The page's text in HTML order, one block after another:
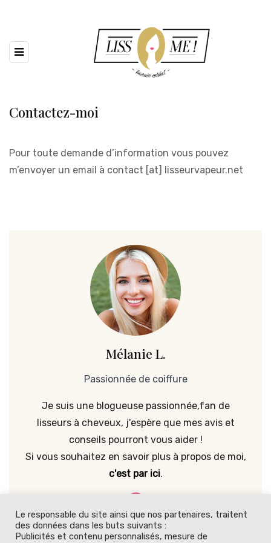
Contactez-moi
Pour toute demande d’information vous pouvez
m’envoyer un email à contact [at] lisseurvapeur.net
Mélanie L.
Passionnée de coiffure
Je suis une blogueuse passionnée,fan de
lisseurs à cheveux, j'espère que mes avis et
conseils pourront vous aider !
Si vous souhaitez en savoir plus à propos de moi,
c'est par ici.
Le responsable du site ainsi que nos partenaires, traitent
des données dans les buts suivants :
Publicités et contenu personnalisés, mesure de